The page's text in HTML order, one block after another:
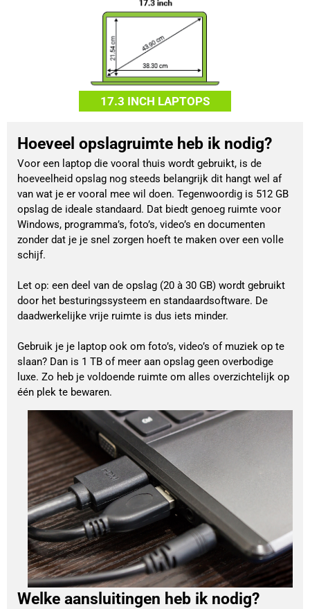
17.3 INCH LAPTOPS
Hoeveel opslagruimte heb ik nodig?
Voor een laptop die vooral thuis wordt gebruikt, is de
hoeveelheid opslag nog steeds belangrijk dit hangt wel af
van wat je er vooral mee wil doen. Tegenwoordig is 512 GB
opslag de ideale standaard. Dat biedt genoeg ruimte voor
Windows, programma’s, foto’s, video’s en documenten
zonder dat je je snel zorgen hoeft te maken over een volle
schijf.
Let op: een deel van de opslag (20 à 30 GB) wordt gebruikt
door het besturingssysteem en standaardsoftware. De
daadwerkelijke vrije ruimte is dus iets minder.
Gebruik je je laptop ook om foto’s, video’s of muziek op te
slaan? Dan is 1 TB of meer aan opslag geen overbodige
luxe. Zo heb je voldoende ruimte om alles overzichtelijk op
één plek te bewaren.
Welke aansluitingen heb ik nodig?